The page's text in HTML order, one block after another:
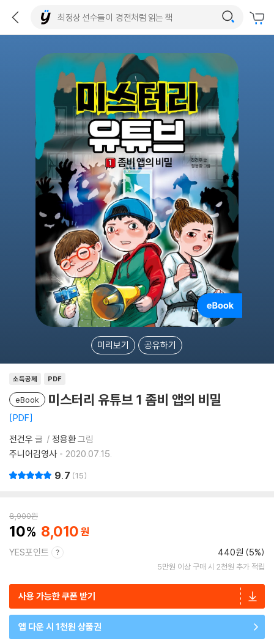
미리보기 공유하기
소득공제 PDF
eBook 미스터리 유튜브 1 좀비 앱의 비밀
PDF
전건우 글 정용환그림
주니어김영사
2020.07.15.
9.7 15
8,900원
10 8,010
YES포인트 440원 (5%)
5만원 이상 구매 시 2천원 추가 적립
사용 가능한 쿠폰 받기
앱 다운 시 1천원 상품권